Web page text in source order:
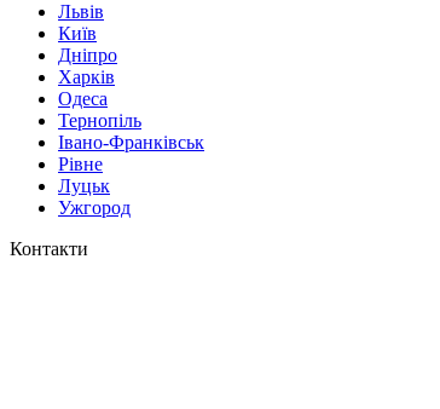
Львів
Київ
Дніпро
Харків
Одеса
Тернопіль
Івано-Франківськ
Рівне
Луцьк
Ужгород
Контакти